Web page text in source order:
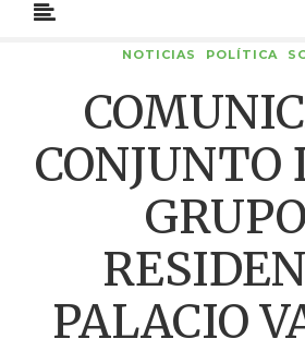
primario
NOTICIAS POLÍTICA
CONJUNTO
PALACIO